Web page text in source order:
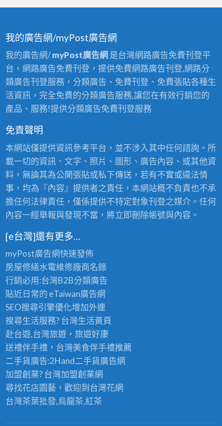
我的廣告網/myPost廣告網
我的廣告網/myPost廣告網 是台灣網路廣告免費刊登平
台，網路廣告免費刊登，提供免費網路廣告刊登,網路分
類廣告刊登服務，分類廣告、免費刊登、免費張貼各種生
活資訊，完全免費的分類廣告服務,讓您在有效行銷您的
產品、服務!提供分類廣告免費刊登服務
免責聲明
本網站僅提供資訊參考平台，並不涉入其中任何諮詢。所
載一切的資訊、文字、照片、圖形、廣告內容、或其他資
料，無論其為公開張貼或私下傳送，若有不實或違法情
事，均為『內容』提供者之責任，本網站概不負責也不承
擔任何法律責任，僅係提供不特定對象刊登之媒介。任何
內容一經舉報與發現不當，將立即刪除帳號與內容。
[e台灣]還有更多…
myPost廣告網快速發佈
房屋修繕水電維修廠商名錄
行銷必用:台灣B2B分類廣告
貼近日常的 eTaiwan廣告網
SEO搜尋引擎優化增加外連
搜尋生活服務? 台灣生活黃頁
赴台遊,台灣旅遊，旅遊好康
送禮伴手禮，台灣美食伴手禮推薦
二手貨廣告:2Hand二手貨廣告網
加盟創業? 台灣加盟創業網
尋找花店園藝，歡迎到 台灣花網
台灣茶葉批發,烏龍茶,紅茶